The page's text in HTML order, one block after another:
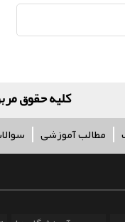
کلیه حقوق مربوط
مطالب آموزشی